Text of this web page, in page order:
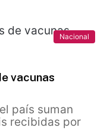
Nacional
vacunas
país suman
recibidas por